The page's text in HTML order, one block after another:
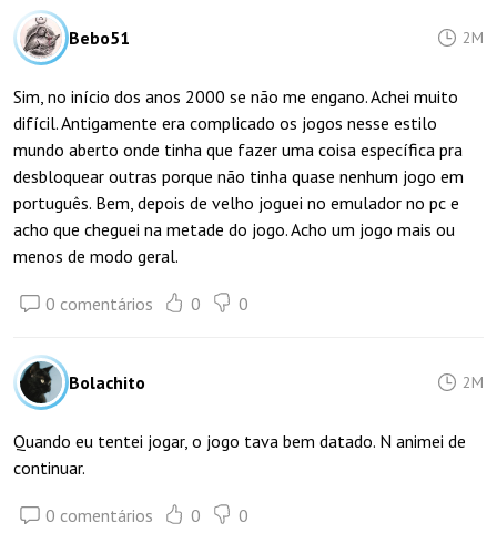
Bebo51 2M
Sim, no início dos anos 2000 se não me engano. Achei muito
difícil. Antigamente era complicado os jogos nesse estilo
mundo aberto onde tinha que fazer uma coisa específica pra
desbloquear outras porque não tinha quase nenhum jogo em
português. Bem, depois de velho joguei no emulador no pc e
acho que cheguei na metade do jogo. Acho um jogo mais ou
menos de modo geral.
0 comentários 0 0
Bolachito 2M
Quando eu tentei jogar, o jogo tava bem datado. N animei de
continuar.
0 comentários 0 0